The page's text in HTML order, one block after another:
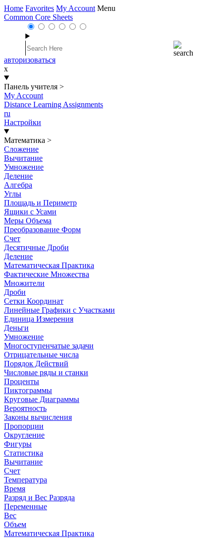
Home Favorites My Account Menu
Common Core Sheets
авторизоваться
x
Панель учителя >
My Account
Distance Learning Assignments
ru
Настройки
Математика >
Сложение
Вычитание
Умножение
Деление
Алгебра
Углы
Площадь и Периметр
Ящики с Усами
Меры Объема
Преобразование Форм
Счет
Десятичные Дроби
Деление
Математическая Практика
Фактические Множества
Множители
Дроби
Сетки Координат
Линейные Графики с Участками
Единица Измерения
Деньги
Умножение
Многоступенчатые задачи
Отрицательные числа
Порядок Действий
Числовые ряды и станки
Проценты
Пиктограммы
Круговые Диаграммы
Вероятность
Законы вычисления
Пропорции
Округление
Фигуры
Статистика
Вычитание
Счет
Температура
Время
Разряд и Вес Разряда
Переменные
Вес
Объем
Математическая Практика